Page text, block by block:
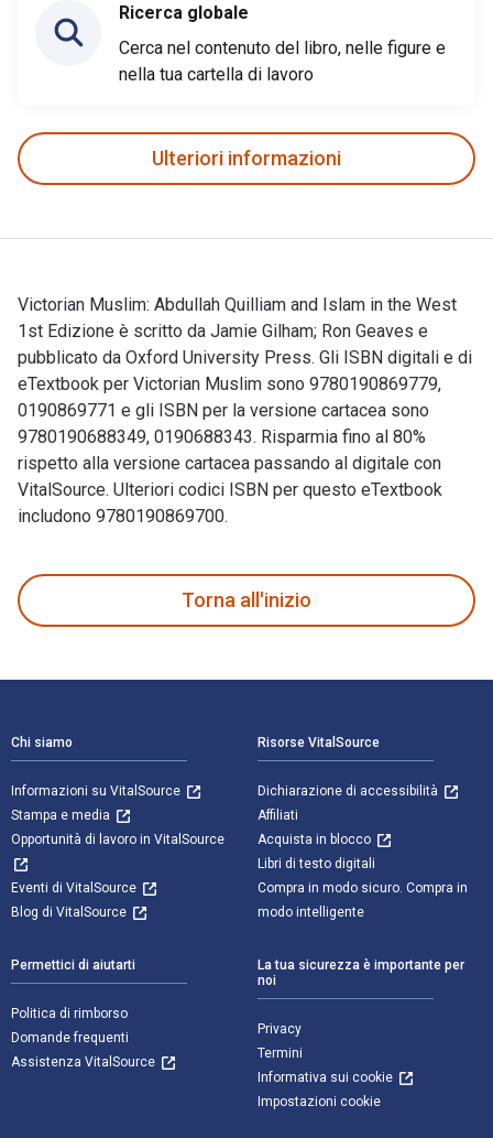
Ricerca globale
Cerca nel contenuto del libro, nelle figure e
nella tua cartella di lavoro
Ulteriori informazioni
Victorian Muslim: Abdullah Quilliam and Islam in the West
1st Edizione è scritto da Jamie Gilham; Ron Geaves e
pubblicato da Oxford University Press. Gli ISBN digitali e di
eTextbook per Victorian Muslim sono 9780190869779,
0190869771 e gli ISBN per la versione cartacea sono
9780190688349, 0190688343. Risparmia fino al 80%
rispetto alla versione cartacea passando al digitale con
VitalSource. Ulteriori codici ISBN per questo eTextbook
includono 9780190869700.
Torna all'inizio
Chi siamo
Informazioni su VitalSource
Stampa e media
Opportunità di lavoro in VitalSource
Eventi di VitalSource
Blog di VitalSource
Risorse VitalSource
Dichiarazione di accessibilità
Affiliati
Acquista in blocco
Libri di testo digitali
Compra in modo sicuro. Compra in
modo intelligente
Permettici di aiutarti
Politica di rimborso
Domande frequenti
Assistenza VitalSource
La tua sicurezza è importante per
noi
Privacy
Termini
Informativa sui cookie
Impostazioni cookie